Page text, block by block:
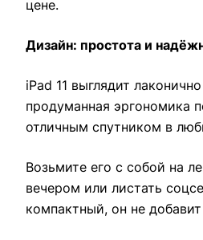
цене.
Дизайн: простота и
iPad 11 выглядит
продуманная эргономика
отличным спутником в
Возьмите его с собой на
вечером или листать
компактный, он не